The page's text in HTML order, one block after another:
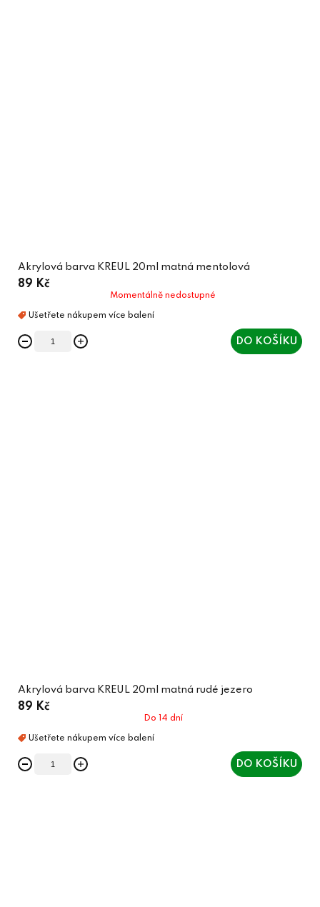
Akrylová barva KREUL 20ml matná mentolová
89 Kč
Momentálně nedostupné
DO KOŠÍKU
Akrylová barva KREUL 20ml matná rudé jezero
89 Kč
Do 14 dní
DO KOŠÍKU